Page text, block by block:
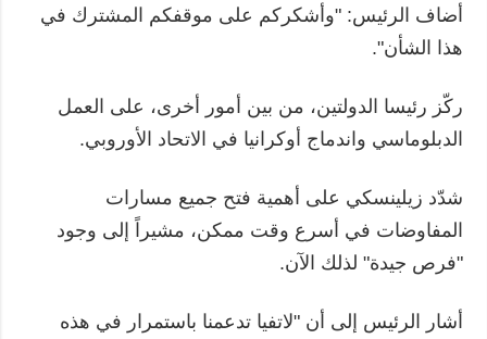
أضاف الرئيس: "وأشكركم على موقفكم المشترك في
هذا الشأن".
ركّز رئيسا الدولتين، من بين أمور أخرى، على العمل
الدبلوماسي واندماج أوكرانيا في الاتحاد الأوروبي.
شدّد زيلينسكي على أهمية فتح جميع مسارات
المفاوضات في أسرع وقت ممكن، مشيراً إلى وجود
"فرص جيدة" لذلك الآن.
أشار الرئيس إلى أن "لاتفيا تدعمنا باستمرار في هذه